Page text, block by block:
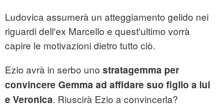
Ludovica assumerà un atteggiamento gelido nei
riguardi dell'ex Marcello e quest'ultimo vorrà
capire le motivazioni dietro tutto ciò.
Ezio avrà in serbo uno stratagemma per
convincere Gemma ad affidare suo figlio a lui
e Veronica. Riuscirà Ezio a convincerla?